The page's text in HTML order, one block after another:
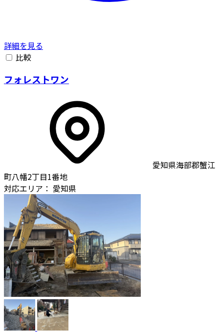
詳細を見る
比較
フォレストワン
愛知県海部郡蟹江
町八幡2丁目1番地
対応エリア： 愛知県